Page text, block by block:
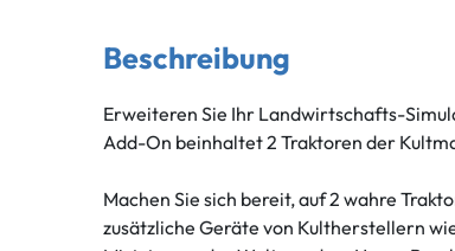
Beschreibung
Erweiteren Sie Ihr Landwirtschafts-
Add-On beinhaltet 2 Traktoren der
Machen Sie sich bereit, auf 2 wahre
zusätzliche Geräte von Kultherstellern